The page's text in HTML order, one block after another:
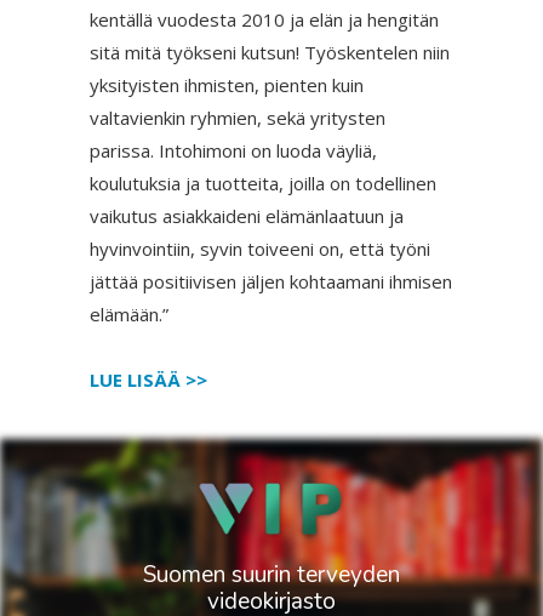
kentällä vuodesta 2010 ja elän ja hengitän
sitä mitä työkseni kutsun! Työskentelen niin
yksityisten ihmisten, pienten kuin
valtavienkin ryhmien, sekä yritysten
parissa. Intohimoni on luoda väyliä,
koulutuksia ja tuotteita, joilla on todellinen
vaikutus asiakkaideni elämänlaatuun ja
hyvinvointiin, syvin toiveeni on, että työni
jättää positiivisen jäljen kohtaamani ihmisen
elämään.”
LUE LISÄÄ >>
Suomen suurin terveyden
videokirjasto